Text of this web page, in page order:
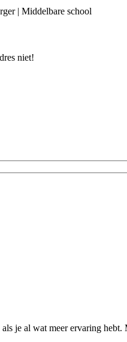
| Middelbare school
niet!
je al wat meer ervaring